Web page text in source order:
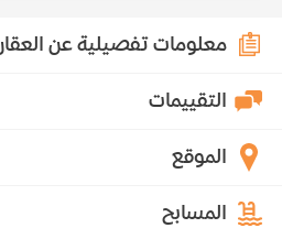
معلومات تفصيلية عن العقار
التقييمات
الموقع
المسابح